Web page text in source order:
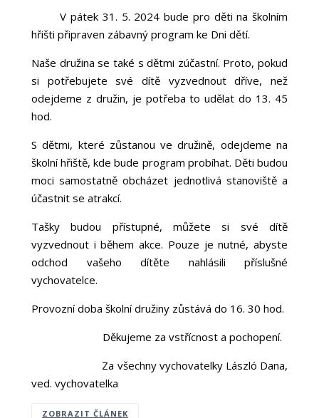
V pátek 31. 5. 2024 bude pro děti na školním
hřišti připraven zábavný program ke Dni dětí.
Naše družina se také s dětmi zúčastní. Proto, pokud
si potřebujete své dítě vyzvednout dříve, než
odejdeme z družin, je potřeba to udělat do 13. 45
hod.
S dětmi, které zůstanou ve družině, odejdeme na
školní hřiště, kde bude program probíhat. Děti budou
moci samostatně obcházet jednotlivá stanoviště a
účastnit se atrakcí.
Tašky budou přístupné, můžete si své dítě
vyzvednout i během akce. Pouze je nutné, abyste
odchod vašeho dítěte nahlásili příslušné
vychovatelce.
Provozní doba školní družiny zůstává do 16. 30 hod.
Děkujeme za vstřícnost a pochopení.
Za všechny vychovatelky László Dana,
ved. vychovatelka
ZOBRAZIT ČLÁNEK